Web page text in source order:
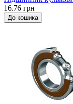
16.76 грн
До кошика